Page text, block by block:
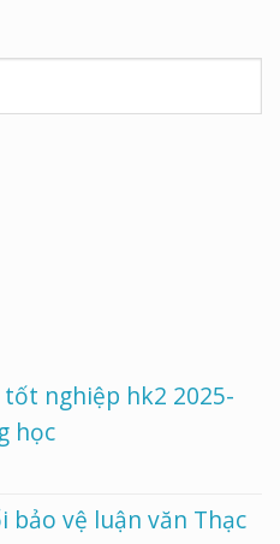
nghiệp hk2 2025-
học
vệ luận văn Thạc